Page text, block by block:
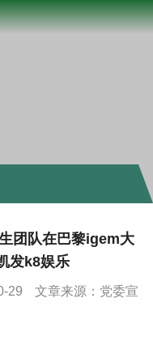
团队在巴黎igem大
发k8娱乐
29
文章来源：党委宣